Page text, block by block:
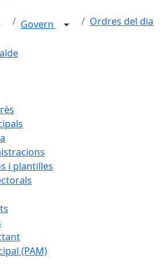
Govern Ordres del dia
i plantilles
(PAM)